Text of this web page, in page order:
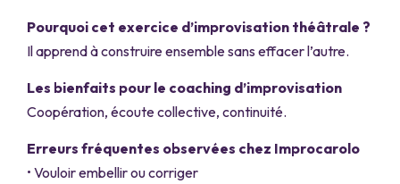
Pourquoi cet exercice d’improvisation théâtrale ?
Il apprend à construire ensemble sans effacer l’autre.
Les bienfaits pour le coaching d’improvisation
Coopération, écoute collective, continuité.
Erreurs fréquentes observées chez Improcarolo
• Vouloir embellir ou corriger